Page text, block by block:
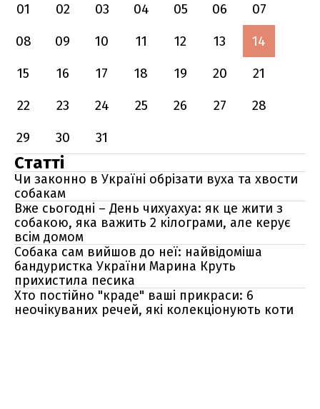
01
02 03 04 05 06
07
08
09 10 11 12 13
14
15
16 17 18 19 20
21
22
23 24 25 26 27
28
29
30 31
Статті
Чи законно в Україні обрізати вуха та хвости
собакам
Вже сьогодні – День чихуахуа: як це жити з
собакою, яка важить 2 кілограми, але керує
всім домом
Собака сам вийшов до неї: найвідоміша
бандуристка України Марина Круть
прихистила песика
Хто постійно "краде" ваші прикраси: 6
неочікуваних речей, які колекціонують коти